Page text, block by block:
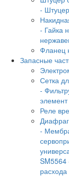
-
- Гайка
Фланец
Запасные
Сетка
-
элемент
Реле
-
SM5564